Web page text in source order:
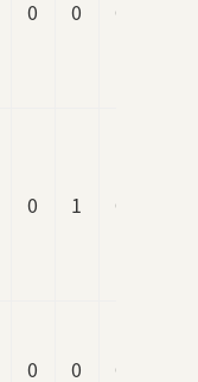
0 0 0
0 1 0
0 0 0